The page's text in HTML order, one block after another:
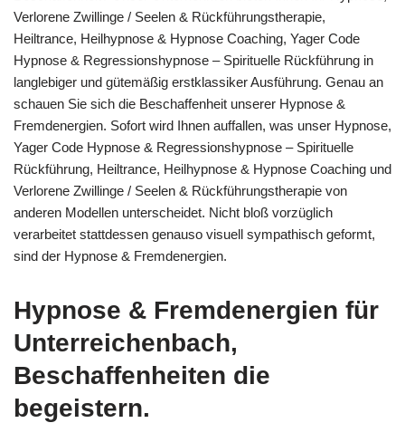
Verlorene Zwillinge / Seelen & Rückführungstherapie,
Heiltrance, Heilhypnose & Hypnose Coaching, Yager Code
Hypnose & Regressionshypnose – Spirituelle Rückführung in
langlebiger und gütemäßig erstklassiker Ausführung. Genau an
schauen Sie sich die Beschaffenheit unserer Hypnose &
Fremdenergien. Sofort wird Ihnen auffallen, was unser Hypnose,
Yager Code Hypnose & Regressionshypnose – Spirituelle
Rückführung, Heiltrance, Heilhypnose & Hypnose Coaching und
Verlorene Zwillinge / Seelen & Rückführungstherapie von
anderen Modellen unterscheidet. Nicht bloß vorzüglich
verarbeitet stattdessen genauso visuell sympathisch geformt,
sind der Hypnose & Fremdenergien.
Hypnose & Fremdenergien für
Unterreichenbach,
Beschaffenheiten die
begeistern.